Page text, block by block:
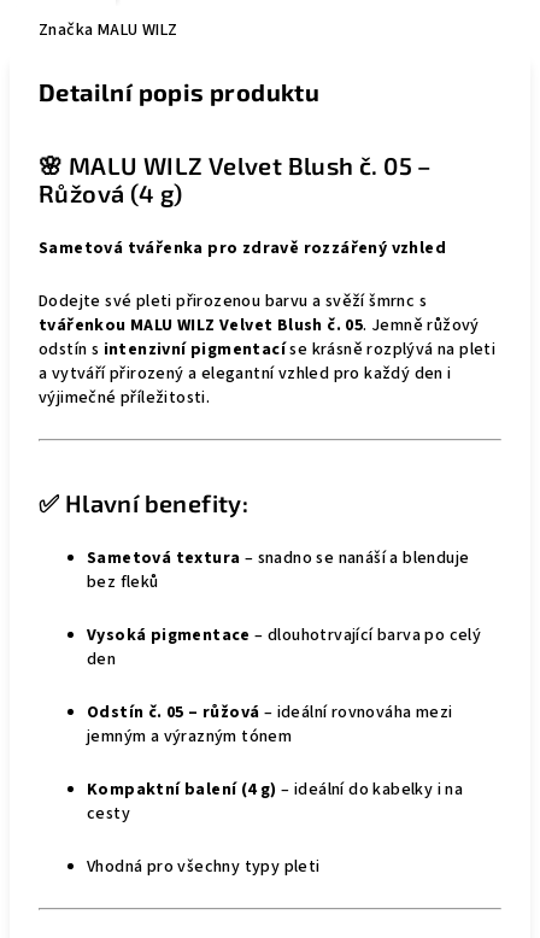
Značka MALU WILZ
Detailní popis produktu
🌸 MALU WILZ Velvet Blush č. 05 –
Růžová (4 g)
Sametová tvářenka pro zdravě rozzářený vzhled
Dodejte své pleti přirozenou barvu a svěží šmrnc s
tvářenkou MALU WILZ Velvet Blush č. 05. Jemně růžový
odstín s intenzivní pigmentacíse krásně rozplývá na pleti
a vytváří přirozený a elegantní vzhled pro každý den i
výjimečné příležitosti.
✅ Hlavní benefity:
Sametová textura – snadno se nanáší a blenduje
bez fleků
Vysoká pigmentace – dlouhotrvající barva po celý
den
Odstín č. 05 – růžová – ideální rovnováha mezi
jemným a výrazným tónem
Kompaktní balení (4 g) – ideální do kabelky i na
cesty
Vhodná pro všechny typy pleti